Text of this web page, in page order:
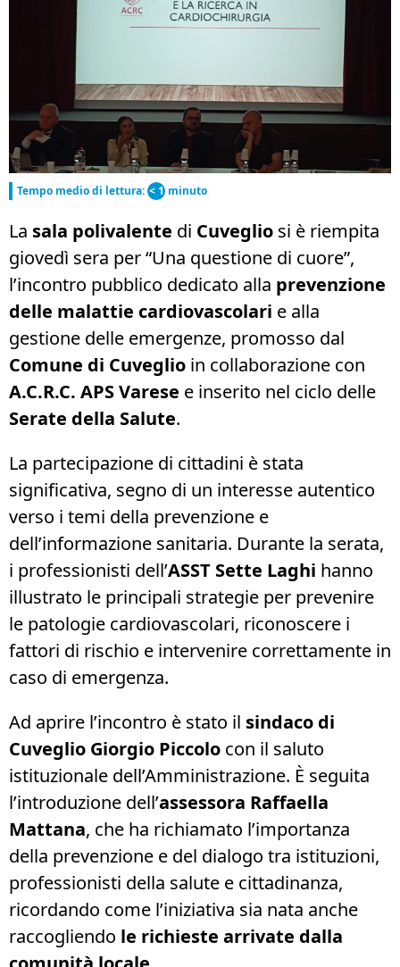
Tempo medio di lettura: < 1 minuto
La sala polivalente di Cuveglio si è riempita
giovedì sera per “Una questione di cuore”,
l’incontro pubblico dedicato alla prevenzione
delle malattie cardiovascolari e alla
gestione delle emergenze, promosso dal
Comune di Cuveglio in collaborazione con
A.C.R.C. APS Varese e inserito nel ciclo delle
Serate della Salute.
La partecipazione di cittadini è stata
significativa, segno di un interesse autentico
verso i temi della prevenzione e
dell’informazione sanitaria. Durante la serata,
i professionisti dell’ASST Sette Laghi hanno
illustrato le principali strategie per prevenire
le patologie cardiovascolari, riconoscere i
fattori di rischio e intervenire correttamente in
caso di emergenza.
Ad aprire l’incontro è stato il sindaco di
Cuveglio Giorgio Piccolo con il saluto
istituzionale dell’Amministrazione. È seguita
l’introduzione dell’assessora Raffaella
Mattana, che ha richiamato l’importanza
della prevenzione e del dialogo tra istituzioni,
professionisti della salute e cittadinanza,
ricordando come l’iniziativa sia nata anche
raccogliendo le richieste arrivate dalla